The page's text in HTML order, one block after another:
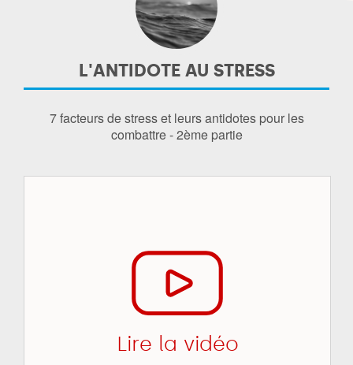
L'ANTIDOTE AU STRESS
7 facteurs de stress et leurs antidotes pour les
combattre - 2ème partie
Lire la vidéo